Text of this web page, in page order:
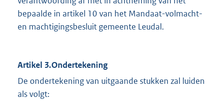
bepaalde in artikel 10 van het Mandaat-volmacht-
en machtigingsbesluit gemeente Leudal.
Artikel 3.Ondertekening
De ondertekening van uitgaande stukken zal luiden
als volgt: